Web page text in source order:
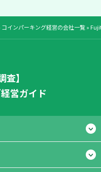
コインパーキング経営の会社一覧»
査】
営ガイド